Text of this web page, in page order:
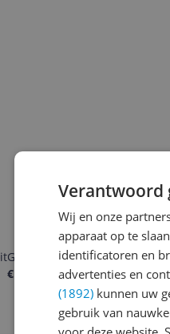
Goedkoopste nu
€ 14,95
Laatste
06-08-2026
Verantwoord
Wij en onze
apparaat op te
identificatoren en
advertenties en
(1892) kunnen uw
gebruik van